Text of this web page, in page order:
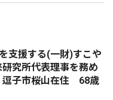
支援する(一財)すこや
究所代表理事を務め
子市桜山在住 68歳